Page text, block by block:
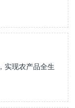
实现农产品全生